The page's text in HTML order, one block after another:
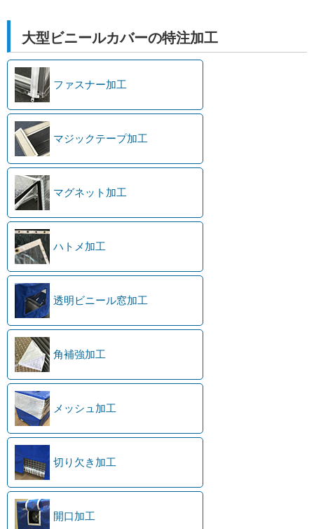
大型ビニールカバーの特注加工
ファスナー加工
マジックテープ加工
マグネット加工
ハトメ加工
透明ビニール窓加工
角補強加工
メッシュ加工
切り欠き加工
開口加工